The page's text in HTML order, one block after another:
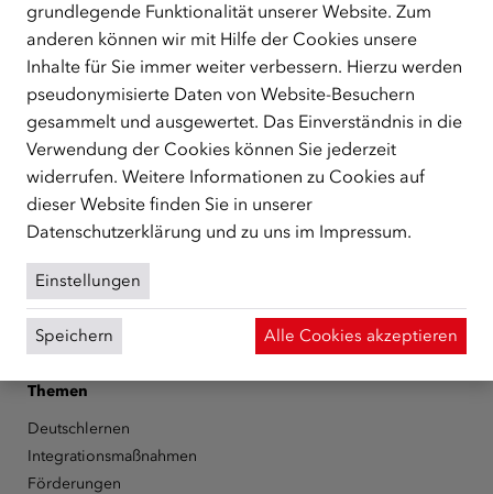
Republik Österreich, der Flüchtlinge, subsidiär
Schutzberechtigte, Vertriebene sowie Zuwander/innen als
zentrale Anlaufstelle bei der Integration in Österreich
unterstützt.
mehr
FacebookYouTubeInstagramLinkedIn
Über den ÖIF
Der Österreichische Integrationsfonds (ÖIF)
Presse
Informationen erhalten
Karriere
Themen
Deutschlernen
Integrationsmaßnahmen
Förderungen
grundlegende Funktionalität unserer Website. Zum
anderen können wir mit Hilfe der Cookies unsere
Inhalte für Sie immer weiter verbessern. Hierzu werden
pseudonymisierte Daten von Website-Besuchern
gesammelt und ausgewertet. Das Einverständnis in die
Verwendung der Cookies können Sie jederzeit
widerrufen. Weitere Informationen zu Cookies auf
dieser Website finden Sie in unserer
Datenschutzerklärung und zu uns im Impressum.
Einstellungen
Speichern Alle Cookies akzeptieren